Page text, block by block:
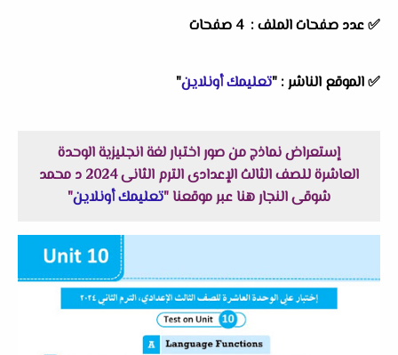
✅ عدد صفحات الملف : 4 صفحات
✅الموقع الناشر : "تعليمك أونلاين"
إستعراض نماذج من صور اختبار لغة انجليزية الوحدة
العاشرة للصف الثالث الإعدادى الترم الثانى 2024 د محمد
شوقى النجار هنا عبر موقعنا "تعليمك أونلاين"